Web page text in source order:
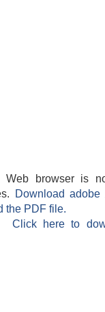
Web browser is
Download
the PDF file.
Click here to